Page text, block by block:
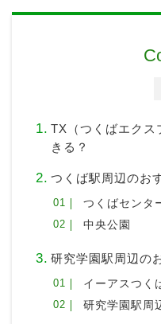
TX（つくばエクス
きる？
つくば駅周辺のお
つくばセンタ
中央公園
研究学園駅周辺の
イーアスつく
研究学園駅周